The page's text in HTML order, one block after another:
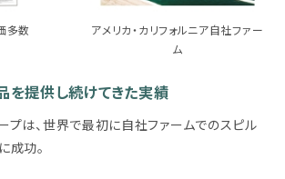
多数
アメリカ・カリフォルニア自社ファー
ム
提供し続けてきた実績
プは、世界で最初に自社ファームでのスピル
成功。